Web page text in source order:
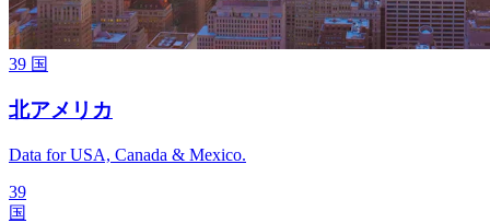
39 国
北アメリカ
Data for USA, Canada & Mexico.
39
国